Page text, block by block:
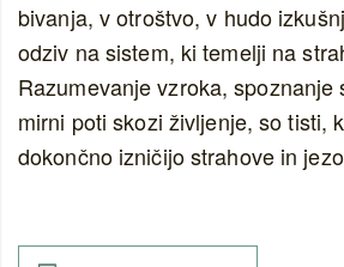
bivanja, v otroštvo, v hudo
odziv na sistem, ki temelji na
Razumevanje vzroka, spoznanje
mirni poti skozi življenje, so tisti,
dokončno izničijo strahove in